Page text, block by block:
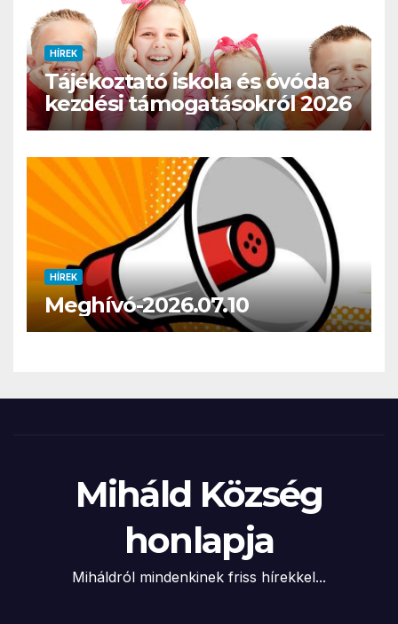
HÍREK
Tájékoztató iskola és óvóda
kezdési támogatásokról 2026
HÍREK
Meghívó-2026.07.10
Miháld Község
honlapja
Miháldról mindenkinek friss hírekkel...